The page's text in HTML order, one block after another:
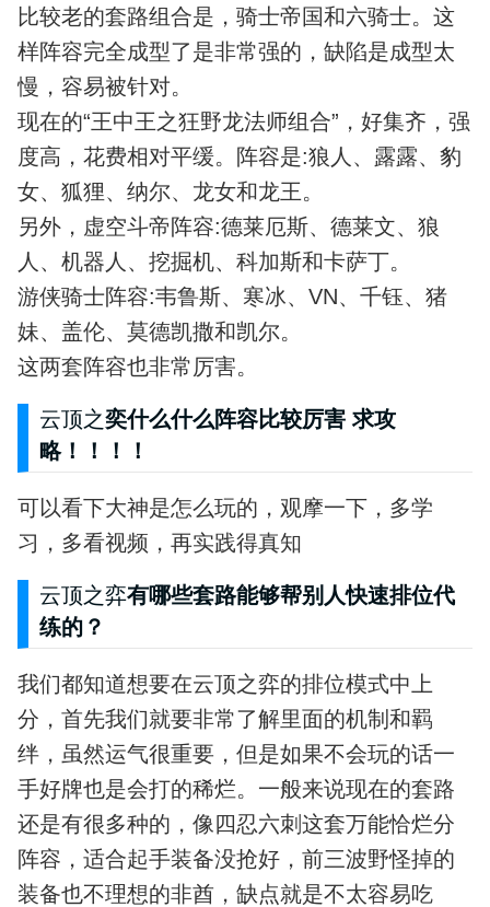
比较老的套路组合是，骑士帝国和六骑士。这
样阵容完全成型了是非常强的，缺陷是成型太
慢，容易被针对。
现在的“王中王之狂野龙法师组合”，好集齐，强
度高，花费相对平缓。阵容是:狼人、露露、豹
女、狐狸、纳尔、龙女和龙王。
另外，虚空斗帝阵容:德莱厄斯、德莱文、狼
人、机器人、挖掘机、科加斯和卡萨丁。
游侠骑士阵容:韦鲁斯、寒冰、VN、千钰、猪
妹、盖伦、莫德凯撒和凯尔。
这两套阵容也非常厉害。
云顶之奕什么什么阵容比较厉害 求攻
略！！！！
可以看下大神是怎么玩的，观摩一下，多学
习，多看视频，再实践得真知
云顶之弈有哪些套路能够帮别人快速排位代
练的？
我们都知道想要在云顶之弈的排位模式中上
分，首先我们就要非常了解里面的机制和羁
绊，虽然运气很重要，但是如果不会玩的话一
手好牌也是会打的稀烂。一般来说现在的套路
还是有很多种的，像四忍六刺这套万能恰烂分
阵容，适合起手装备没抢好，前三波野怪掉的
装备也不理想的非酋，缺点就是不太容易吃